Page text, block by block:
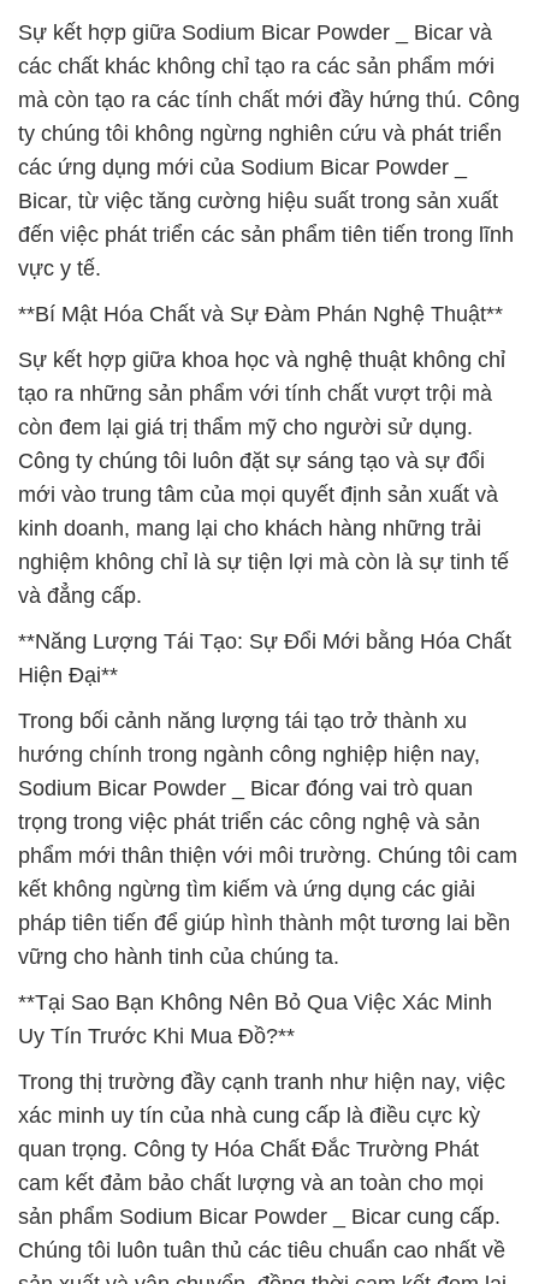
Sự kết hợp giữa Sodium Bicar Powder _ Bicar và
các chất khác không chỉ tạo ra các sản phẩm mới
mà còn tạo ra các tính chất mới đầy hứng thú. Công
ty chúng tôi không ngừng nghiên cứu và phát triển
các ứng dụng mới của Sodium Bicar Powder _
Bicar, từ việc tăng cường hiệu suất trong sản xuất
đến việc phát triển các sản phẩm tiên tiến trong lĩnh
vực y tế.
**Bí Mật Hóa Chất và Sự Đàm Phán Nghệ Thuật**
Sự kết hợp giữa khoa học và nghệ thuật không chỉ
tạo ra những sản phẩm với tính chất vượt trội mà
còn đem lại giá trị thẩm mỹ cho người sử dụng.
Công ty chúng tôi luôn đặt sự sáng tạo và sự đổi
mới vào trung tâm của mọi quyết định sản xuất và
kinh doanh, mang lại cho khách hàng những trải
nghiệm không chỉ là sự tiện lợi mà còn là sự tinh tế
và đẳng cấp.
**Năng Lượng Tái Tạo: Sự Đổi Mới bằng Hóa Chất
Hiện Đại**
Trong bối cảnh năng lượng tái tạo trở thành xu
hướng chính trong ngành công nghiệp hiện nay,
Sodium Bicar Powder _ Bicar đóng vai trò quan
trọng trong việc phát triển các công nghệ và sản
phẩm mới thân thiện với môi trường. Chúng tôi cam
kết không ngừng tìm kiếm và ứng dụng các giải
pháp tiên tiến để giúp hình thành một tương lai bền
vững cho hành tinh của chúng ta.
**Tại Sao Bạn Không Nên Bỏ Qua Việc Xác Minh
Uy Tín Trước Khi Mua Đồ?**
Trong thị trường đầy cạnh tranh như hiện nay, việc
xác minh uy tín của nhà cung cấp là điều cực kỳ
quan trọng. Công ty Hóa Chất Đắc Trường Phát
cam kết đảm bảo chất lượng và an toàn cho mọi
sản phẩm Sodium Bicar Powder _ Bicar cung cấp.
Chúng tôi luôn tuân thủ các tiêu chuẩn cao nhất về